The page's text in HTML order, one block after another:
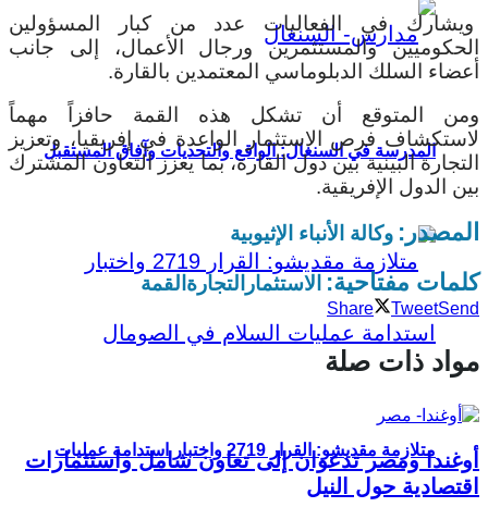
المدرسة في السنغال: الواقع والتحديات وآفاق المستقبل
متلازمة مقديشو: القرار 2719 واختبار استدامة عمليات
ويشارك في الفعاليات عدد من كبار المسؤولين
الحكوميين والمستثمرين ورجال الأعمال، إلى جانب
أعضاء السلك الدبلوماسي المعتمدين بالقارة.
ومن المتوقع أن تشكل هذه القمة حافزاً مهماً
لاستكشاف فرص الاستثمار الواعدة في إفريقيا، وتعزيز
التجارة البينية بين دول القارة، بما يعزز التعاون المشترك
بين الدول الإفريقية.
المصدر: وكالة الأنباء الإثيوبية
كلمات مفتاحية: الاستثمار التجارة القمة
Share TweetSend
مواد ذات صلة
أوغندا ومصر تدعوان إلى تعاون شامل واستثمارات
اقتصادية حول النيل